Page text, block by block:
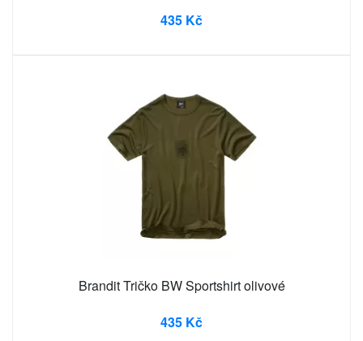
435 Kč
Brandit Tričko BW Sportshirt olivové
435 Kč